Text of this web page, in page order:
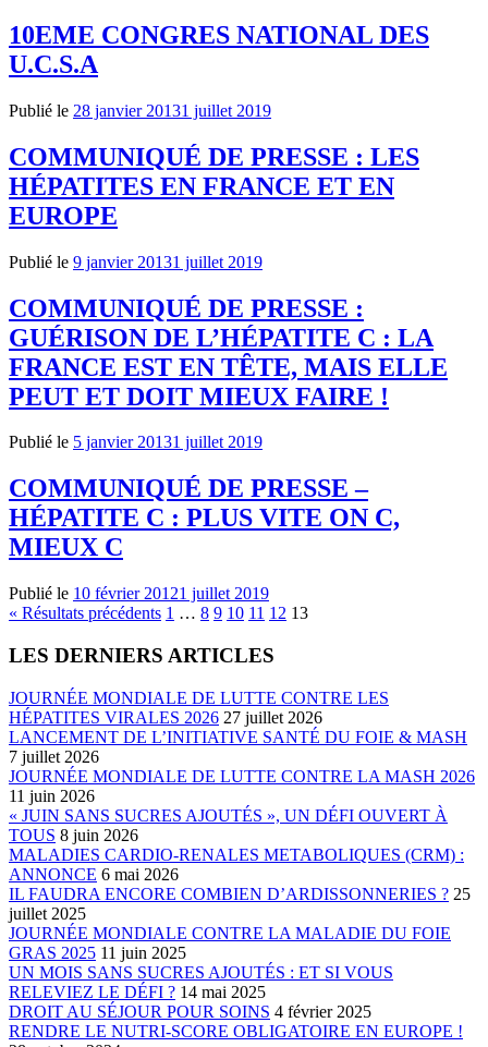
10EME CONGRES NATIONAL DES
U.C.S.A
Publié le 28 janvier 20131 juillet 2019
COMMUNIQUÉ DE PRESSE : LES
HÉPATITES EN FRANCE ET EN
EUROPE
Publié le 9 janvier 20131 juillet 2019
COMMUNIQUÉ DE PRESSE :
GUÉRISON DE L’HÉPATITE C : LA
FRANCE EST EN TȆTE, MAIS ELLE
PEUT ET DOIT MIEUX FAIRE !
Publié le 5 janvier 20131 juillet 2019
COMMUNIQUÉ DE PRESSE –
HÉPATITE C : PLUS VITE ON C,
MIEUX C
Publié le 10 février 20121 juillet 2019
Pagination
des
« Résultats précédents 1 … 8 9 10 11 12 13
LES DERNIERS ARTICLES
JOURNÉE MONDIALE DE LUTTE CONTRE LES
HÉPATITES VIRALES 2026 27 juillet 2026
LANCEMENT DE L’INITIATIVE SANTÉ DU FOIE & MASH
7 juillet 2026
JOURNÉE MONDIALE DE LUTTE CONTRE LA MASH 2026
11 juin 2026
« JUIN SANS SUCRES AJOUTÉS », UN DÉFI OUVERT À
TOUS 8 juin 2026
MALADIES CARDIO-RENALES METABOLIQUES (CRM) :
ANNONCE 6 mai 2026
IL FAUDRA ENCORE COMBIEN D’ARDISSONNERIES ? 25
juillet 2025
JOURNÉE MONDIALE CONTRE LA MALADIE DU FOIE
GRAS 2025 11 juin 2025
UN MOIS SANS SUCRES AJOUTÉS : ET SI VOUS
RELEVIEZ LE DÉFI ? 14 mai 2025
DROIT AU SÉJOUR POUR SOINS 4 février 2025
RENDRE LE NUTRI-SCORE OBLIGATOIRE EN EUROPE !